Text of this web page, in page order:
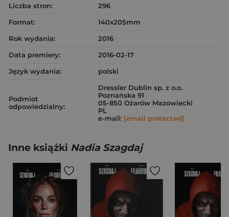
Liczba stron:
296
Format:
140x205mm
Rok wydania:
2016
Data premiery:
2016-02-17
Język wydania:
polski
Podmiot
odpowiedzialny:
Dressler Dublin sp. z o.o.
Poznańska 91
05-850 Ożarów Mazowiecki
PL
e-mail: [email protected]
Inne książki Nadia Szagdaj